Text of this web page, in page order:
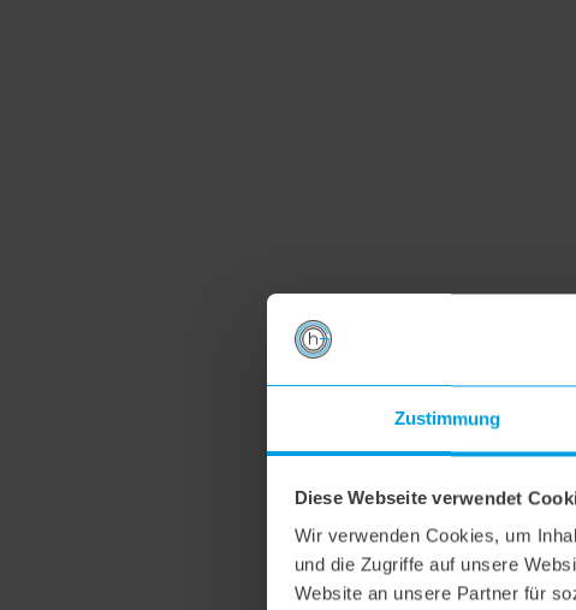
Zustimmung
Diese Webseite verwendet
Wir verwenden Cookies, um
und die Zugriffe auf unsere
Website an unsere Partner für